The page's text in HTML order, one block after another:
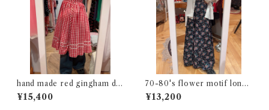
hand made red gingham dr
ess
¥15,400
70-80's flower motif long
skirt
¥13,200